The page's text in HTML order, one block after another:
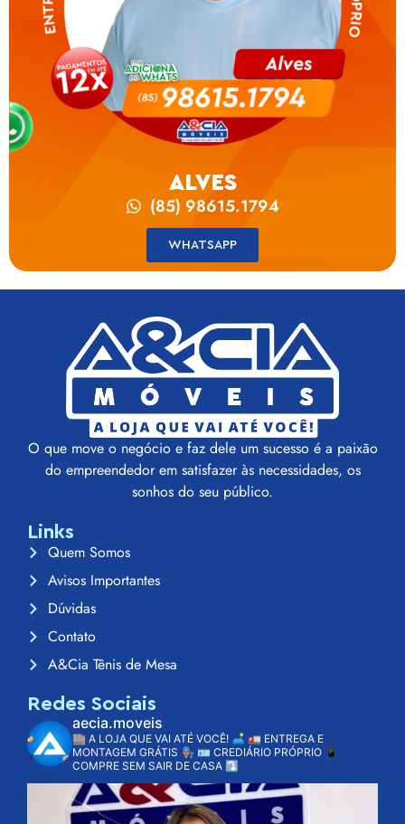
ALVES
(85) 98615.1794
WHATSAPP
O que move o negócio e faz dele um sucesso é a paixão
do empreendedor em satisfazer às necessidades, os
sonhos do seu público.
Links
Quem Somos
Avisos Importantes
Dúvidas
Contato
A&Cia Tênis de Mesa
Redes Sociais
aecia.moveis
🏬 A LOJA QUE VAI ATÉ VOCÊ! 🛋️ 🚛 ENTREGA E
MONTAGEM GRÁTIS 👨🏽‍🔧 🪪 CREDIÁRIO PRÓPRIO 📱
COMPRE SEM SAIR DE CASA ⤵️